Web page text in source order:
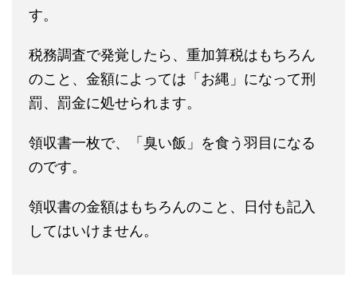
す。
税務調査で発覚したら、重加算税はもちろん
のこと、金額によっては「お縄」になって刑
罰、罰金に処せられます。
領収書一枚で、「臭い飯」を食う羽目になる
のです。
領収書の金額はもちろんのこと、日付も記入
してはいけません。